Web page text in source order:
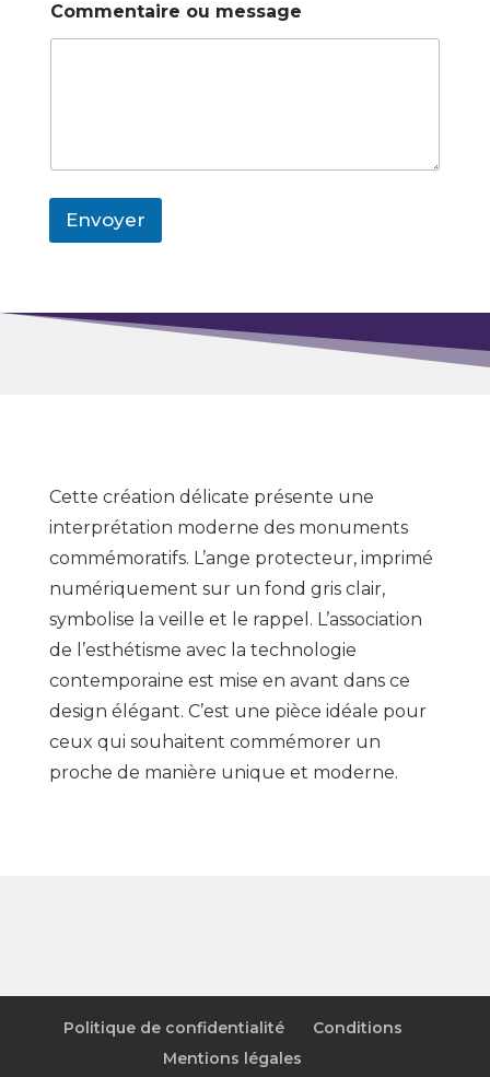
Commentaire ou message
Envoyer
Cette création délicate présente une
interprétation moderne des monuments
commémoratifs. L’ange protecteur, imprimé
numériquement sur un fond gris clair,
symbolise la veille et le rappel. L’association
de l’esthétisme avec la technologie
contemporaine est mise en avant dans ce
design élégant. C’est une pièce idéale pour
ceux qui souhaitent commémorer un
proche de manière unique et moderne.
Politique de confidentialité
Conditions
Mentions légales